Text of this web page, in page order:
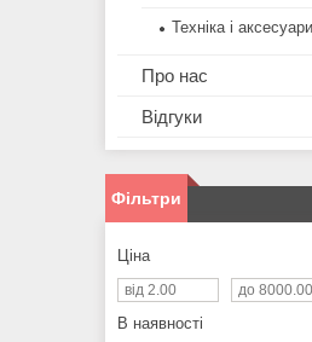
Техніка і
Про нас
Відгуки
Фільтри
Ціна
В наявності